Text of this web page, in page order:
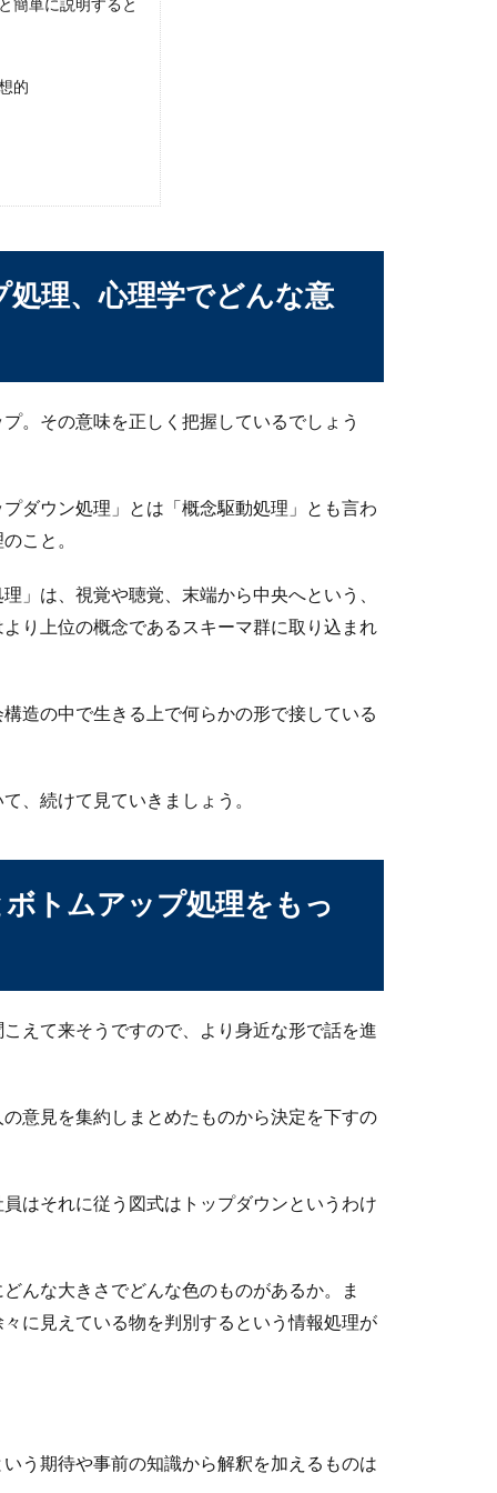
ット、転職希望者が多い理由とは
、どのようなメリットがあるのかが気になるのではないでしょう
中には、生徒と教師の正しい距離感についてよくわからない人
た地方公務員へ転職したいと考える人が増えていると言われて
クされた？考えられる理由と確認方法
長い。それは、労働基準法で定められている１週間の労働時間
タイミングや注意点について
的
理、心理学でどんな意
。その意味を正しく把握しているでしょう
ダウン処理」とは「概念駆動処理」とも言わ
こと。
」は、視覚や聴覚、末端から中央へという、
り上位の概念であるスキーマ群に取り込まれ
造の中で生きる上で何らかの形で接している
、続けて見ていきましょう。
トムアップ処理をもっ
えて来そうですので、より身近な形で話を進
意見を集約しまとめたものから決定を下すの
はそれに従う図式はトップダウンというわけ
んな大きさでどんな色のものがあるか。ま
に見えている物を判別するという情報処理が
う期待や事前の知識から解釈を加えるものは